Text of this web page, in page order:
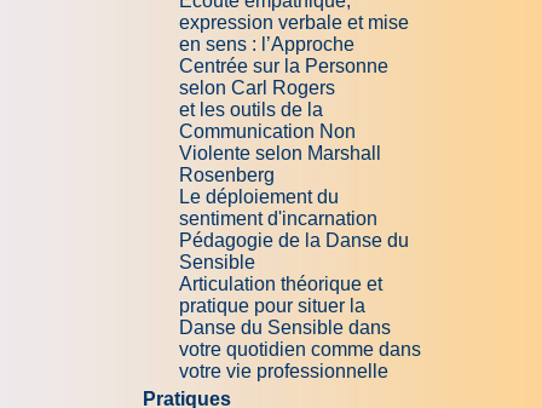
expression verbale et mise
en sens : l’Approche
Centrée sur la Personne
selon Carl Rogers
et les outils de la
Communication Non
Violente selon Marshall
Rosenberg
Le déploiement du
sentiment d'incarnation
Pédagogie de la Danse du
Sensible
Articulation théorique et
pratique pour situer la
Danse du Sensible dans
votre quotidien comme dans
votre vie professionnelle
Pratiques